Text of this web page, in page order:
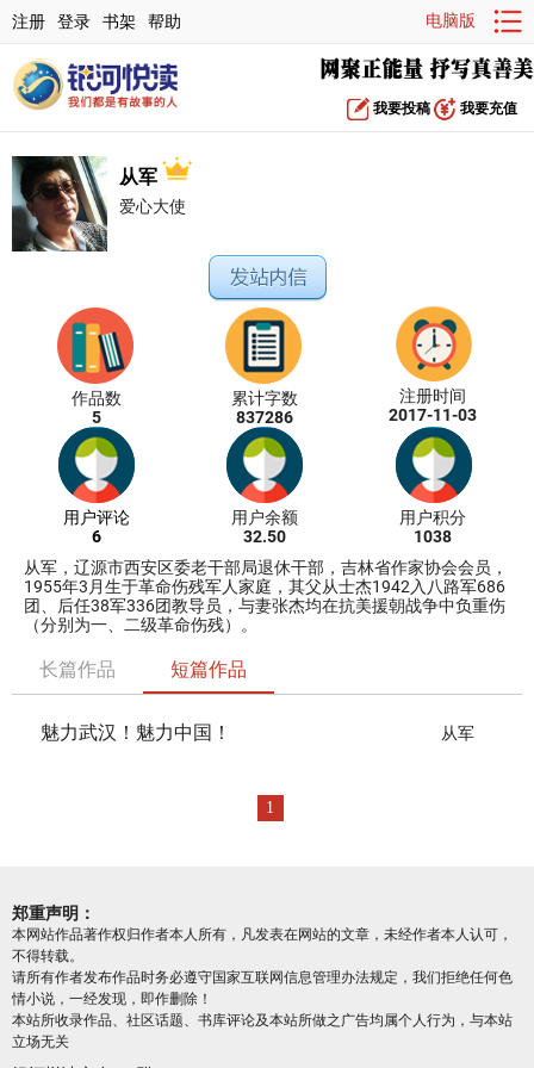
注册 登录 书架 帮助 电脑版
我要投稿 我要充值
从军
爱心大使
作品数
5
累计字数
837286
注册时间
2017-11-03
用户评论
6
用户余额
32.50
用户积分
1038
从军，辽源市西安区委老干部局退休干部，吉林省作家协会会员，
1955年3月生于革命伤残军人家庭，其父从士杰1942入八路军686
团、后任38军336团教导员，与妻张杰均在抗美援朝战争中负重伤
（分别为一、二级革命伤残）。
长篇作品 短篇作品
魅力武汉！魅力中国！ 从军
1
郑重声明：
本网站作品著作权归作者本人所有，凡发表在网站的文章，未经作者本人认可，
不得转载。
请所有作者发布作品时务必遵守国家互联网信息管理办法规定，我们拒绝任何色
情小说，一经发现，即作删除！
本站所收录作品、社区话题、书库评论及本站所做之广告均属个人行为，与本站
立场无关